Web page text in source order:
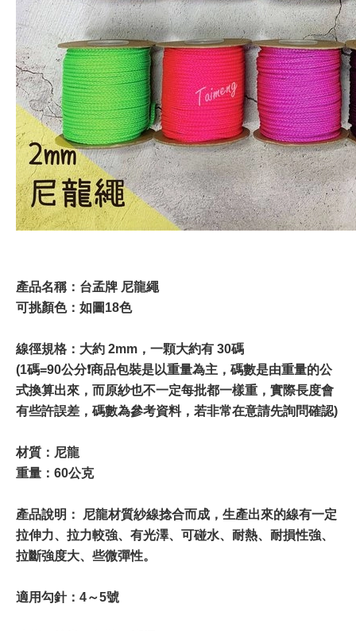
產品名稱：台孟牌 尼龍繩
可挑顏色：如圖18色
線徑規格：大約 2mm，一顆大約有 30碼
(1碼=90公分❗️商品包裝是以重量為主，碼數是由重量的公
式換算出來，而原紗也不一定每批都一樣重，實際長度會
有些許誤差，碼數為參考資料，若非常在意請先詢問確認)
材質：尼龍
重量：60公克
產品說明： 尼龍材質紗線捻合而成，生產出來的線有一定
拉伸力、拉力較強、有光澤、可碰水、耐熱、耐損性強、
拉斷強度大、些微彈性。
適用勾針：4～5號